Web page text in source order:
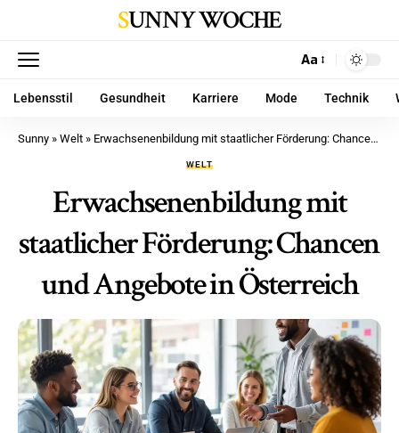
SUNNY WOCHE
Aa
Lebensstil Gesundheit Karriere Mode Technik
Sunny » Welt » Erwachsenenbildung mit staatlicher Förderung: Chancen und Angebote in Österreich
WELT
Erwachsenenbildung mit
staatlicher Förderung: Chancen
und Angebote in Österreich